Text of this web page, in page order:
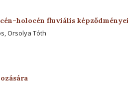
fluviális képződményei
Orsolya Tóth